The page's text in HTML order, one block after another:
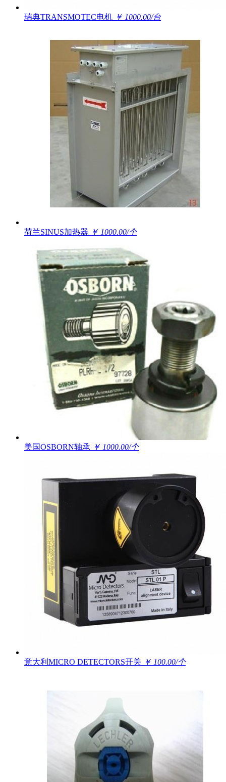
瑞典TRANSMOTEC电机 ￥ 1000.00/台
荷兰SINUS加热器 ￥ 1000.00/个
美国OSBORN轴承 ￥ 1000.00/个
意大利MICRO DETECTORS开关 ￥ 100.00/个